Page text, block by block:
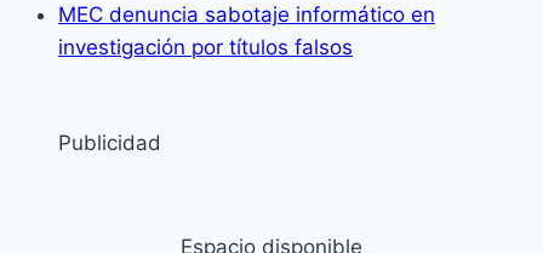
MEC denuncia sabotaje informático en
investigación por títulos falsos
Publicidad
Espacio disponible